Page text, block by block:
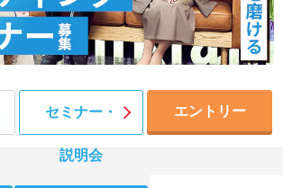
セミナー・
説明会
エントリー